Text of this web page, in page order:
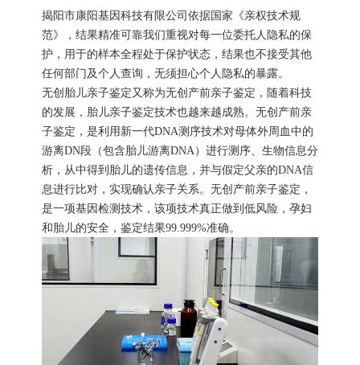
揭阳市康阳基因科技有限公司依据国家《亲权技术规
范》，结果精准可靠我们重视对每一位委托人隐私的保
护，用于的样本全程处于保护状态，结果也不接受其他
任何部门及个人查询，无须担心个人隐私的暴露。
无创胎儿亲子鉴定又称为无创产前亲子鉴定，随着科技
的发展，胎儿亲子鉴定技术也越来越成熟。无创产前亲
子鉴定，是利用新一代DNA测序技术对母体外周血中的
游离DN段（包含胎儿游离DNA）进行测序、生物信息分
析，从中得到胎儿的遗传信息，并与假定父亲的DNA信
息进行比对，实现确认亲子关系。无创产前亲子鉴定，
是一项基因检测技术，该项技术真正做到低风险，孕妇
和胎儿的安全，鉴定结果99.999%准确。